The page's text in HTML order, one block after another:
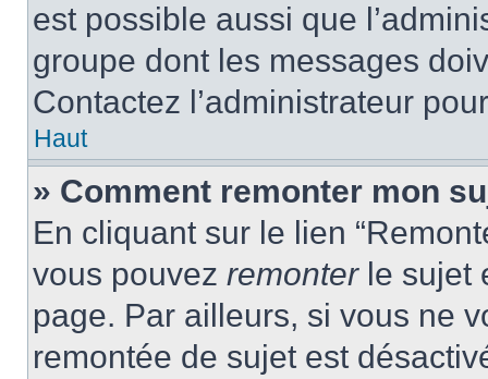
est possible aussi que
groupe dont les messages
Contactez l’administrateur
Haut
» Comment remonter mon
En cliquant sur le lien
vous pouvez remonterle sujet
page. Par ailleurs, si vous ne
remontée de sujet est